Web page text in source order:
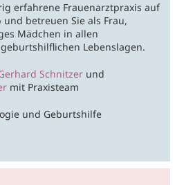
erfahrene Frauenarztpraxis auf
betreuen Sie als Frau,
Mädchen in allen
Lebenslagen.
Schnitzerund
mit Praxisteam
und Geburtshilfe